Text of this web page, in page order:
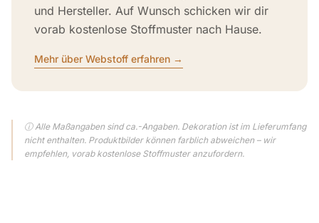
und Hersteller. Auf Wunsch schicken wir dir
vorab kostenlose Stoffmuster nach Hause.
Mehr über Webstoff erfahren →
ⓘ Alle Maßangaben sind ca.-Angaben. Dekoration ist im Lieferumfang
nicht enthalten. Produktbilder können farblich abweichen – wir
empfehlen, vorab kostenlose Stoffmuster anzufordern.